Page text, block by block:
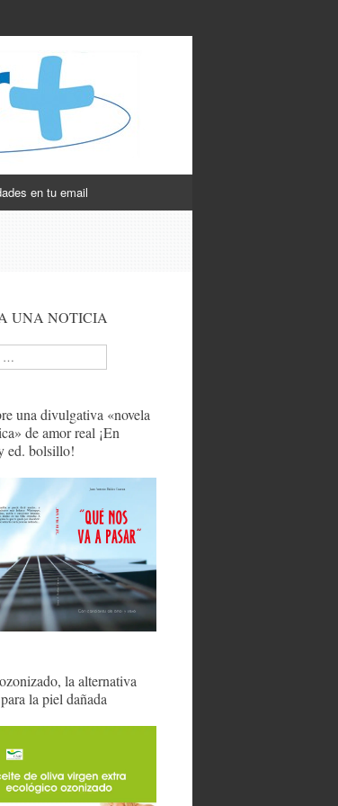
en tu email
UNA NOTICIA
una divulgativa «novela
de amor real ¡En
ed. bolsillo!
la alternativa
la piel dañada